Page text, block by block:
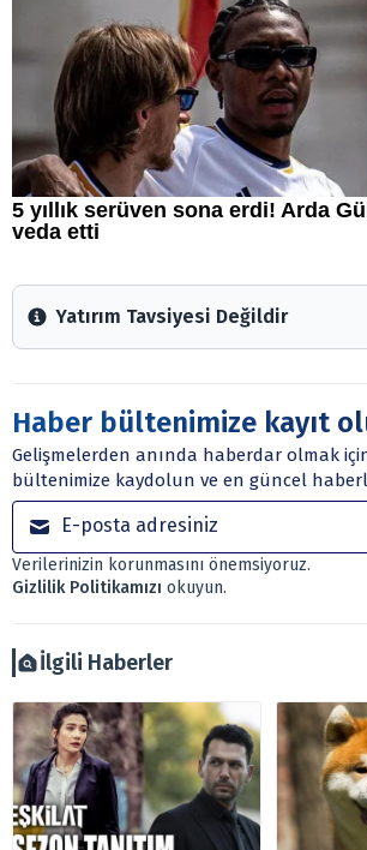
Yatırım Tavsiyesi Değildir
Arztakvimi.com.tr içerisinde yayınlanan
Sitede yer alan tüm içerikler kişisel
dayanmaktadır. Yatırım danışmanlığı
kurumlar, mevduat kabul etmeyen
yönetim şirketleri ile müşteri arasında
sözleşme çerçevesinde sunulmaktadır.
Sitemizde bulunan bilgiler ve görüşler,
durumunuz, risk – getiri beklentileriniz
Ayrıca burada yer alan bilgilere
zararlardan, arztakvimi.com.tr sorumlu
Haber bültenimize kayıt
Gelişmelerden anında haberdar olmak
bültenimize kaydolun ve en güncel
Verilerinizin korunmasını önemsiyoruz.
Gizlilik Politikamızı okuyun.
İlgili Haberler